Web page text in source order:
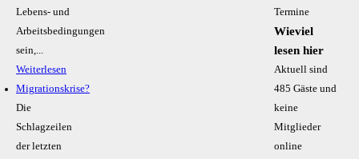
Lebens- und
Arbeitsbedingungen
sein,...
Weiterlesen
Migrationskrise?
Die
Schlagzeilen
der letzten
Termine
Wieviel
lesen hier
Aktuell sind
485 Gäste und
keine
Mitglieder
online